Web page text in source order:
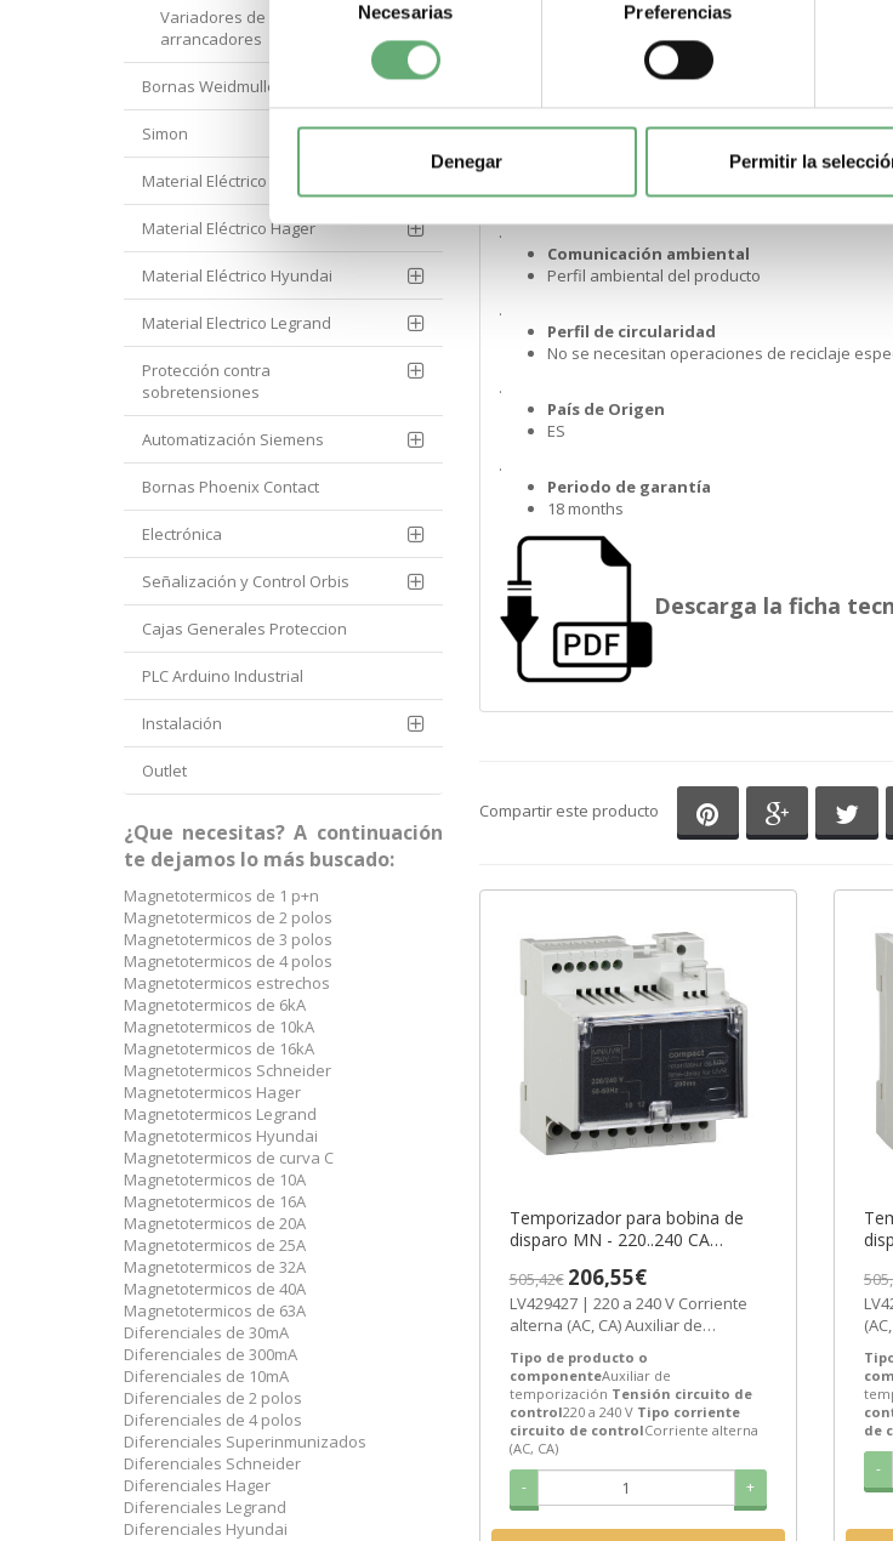
consentimiento
Necesarias Preferencias
Denegar Permitir la
Sin mercurio
.
Normativa de RoHS China
Declaración RoHS China Producto fuera del
.
Comunicación ambiental
Perfil ambiental del producto
.
Perfil de circularidad
No se necesitan operaciones de reciclaje
.
País de Origen
ES
.
Periodo de garantía
18 months
Descarga la ficha
Compartir este producto Compartir enCompartir
Temporizador para bobina de
disparo MN - 220..240 CA
Schneider Electric [PLAZO 3-6
SEMANAS]
505,42€ 206,55€
LV429427 | 220 a 240 V Corriente
alterna (AC, CA) Auxiliar de
Electric...
Tipo de producto o
componenteAuxiliar de
temporización Tensión circuito de
control220 a 240 V Tipo corriente
circuito de controlCorriente alterna
(AC, CA)
- +
de
-
Variadores de velocidad y
arrancadores
Bornas Weidmuller
Simon
Material Eléctrico Eaton
Material Eléctrico Hager
Material Eléctrico Hyundai
Material Electrico Legrand
Protección contra
sobretensiones
Automatización Siemens
Bornas Phoenix Contact
Electrónica
Señalización y Control Orbis
Cajas Generales Proteccion
PLC Arduino Industrial
Instalación
Outlet
¿Que necesitas? A continuación
te dejamos lo más buscado:
Magnetotermicos de 1 p+n
Magnetotermicos de 2 polos
Magnetotermicos de 3 polos
Magnetotermicos de 4 polos
Magnetotermicos estrechos
Magnetotermicos de 6kA
Magnetotermicos de 10kA
Magnetotermicos de 16kA
Magnetotermicos Schneider
Magnetotermicos Hager
Magnetotermicos Legrand
Magnetotermicos Hyundai
Magnetotermicos de curva C
Magnetotermicos de 10A
Magnetotermicos de 16A
Magnetotermicos de 20A
Magnetotermicos de 25A
Magnetotermicos de 32A
Magnetotermicos de 40A
Magnetotermicos de 63A
Diferenciales de 30mA
Diferenciales de 300mA
Diferenciales de 10mA
Diferenciales de 2 polos
Diferenciales de 4 polos
Diferenciales Superinmunizados
Diferenciales Schneider
Diferenciales Hager
Diferenciales Legrand
Diferenciales Hyundai